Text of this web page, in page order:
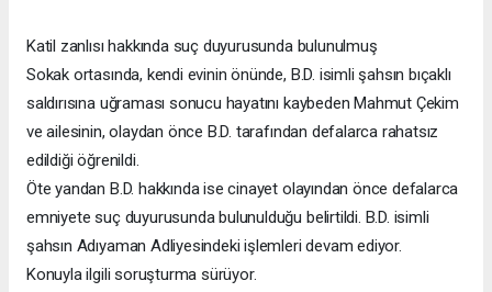
Katil zanlısı hakkında suç duyurusunda bulunulmuş
Sokak ortasında, kendi evinin önünde, B.D. isimli şahsın bıçaklı
saldırısına uğraması sonucu hayatını kaybeden Mahmut Çekim
ve ailesinin, olaydan önce B.D. tarafından defalarca rahatsız
edildiği öğrenildi.
Öte yandan B.D. hakkında ise cinayet olayından önce defalarca
emniyete suç duyurusunda bulunulduğu belirtildi. B.D. isimli
şahsın Adıyaman Adliyesindeki işlemleri devam ediyor.
Konuyla ilgili soruşturma sürüyor.